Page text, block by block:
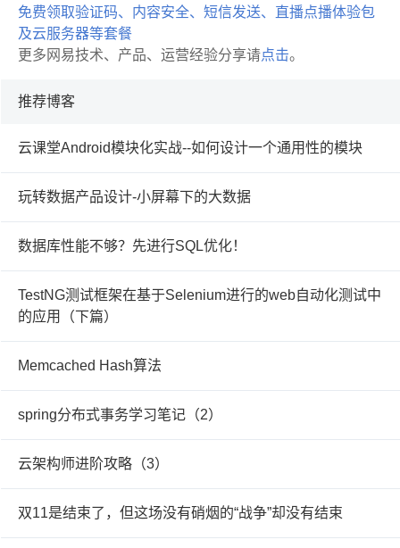
免费领取验证码、内容安全、短信发送、直播点播体验包
及云服务器等套餐
更多网易技术、产品、运营经验分享请点击。
推荐博客
云课堂Android模块化实战--如何设计一个通用性的模块
玩转数据产品设计-小屏幕下的大数据
数据库性能不够？先进行SQL优化！
TestNG测试框架在基于Selenium进行的web自动化测试中
的应用（下篇）
Memcached Hash算法
spring分布式事务学习笔记（2）
云架构师进阶攻略（3）
双11是结束了，但这场没有硝烟的“战争”却没有结束